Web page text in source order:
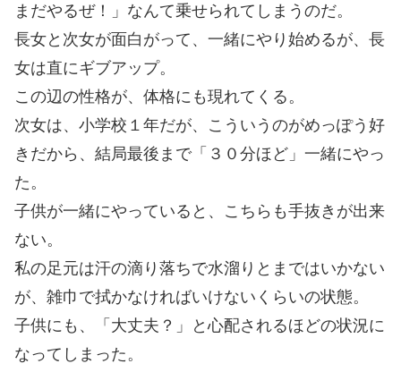
まだやるぜ！」なんて乗せられてしまうのだ。
長女と次女が面白がって、一緒にやり始めるが、長
女は直にギブアップ。
この辺の性格が、体格にも現れてくる。
次女は、小学校１年だが、こういうのがめっぽう好
きだから、結局最後まで「３０分ほど」一緒にやっ
た。
子供が一緒にやっていると、こちらも手抜きが出来
ない。
私の足元は汗の滴り落ちで水溜りとまではいかない
が、雑巾で拭かなければいけないくらいの状態。
子供にも、「大丈夫？」と心配されるほどの状況に
なってしまった。